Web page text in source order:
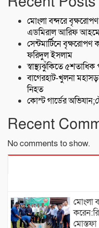
মোংলা বন্দরে
এডমিরাল আরিফ
সেন্টমার্টিনে বৃক্ষরোপণ
ফরিদুল ইসলাম
স্বাস্থ্যঝুঁকিতে
বাগেরহাট-খুলনা
নিহত
কোস্ট গার্ডের
Recent
No comments to show.
মোংলা
মোস্তফা